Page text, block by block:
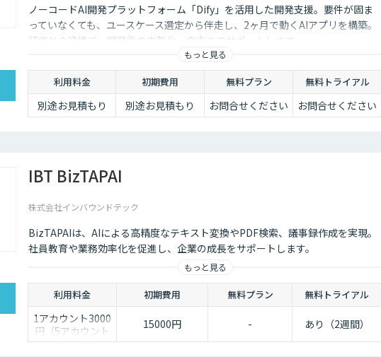
ノーコードAI開発プラットフォーム「Dify」を活用した開発支援。要件が固ま
っていなくても、ユースケース選定から伴走し、2ヶ月で動くAIアプリを構築。
研修との連携で、開発後の内製化・自走までサポートします。
もっと見る
利用料金 初期費用 無料プラン 無料トライアル
別途お見積もり 別途お見積もり お問合せください お問合せください
IBT BizTAPAI
株式会社インバウンドテック
BizTAPAIは、AIによる高精度なテキスト変換やPDF検索、議事録作成を実現。
社員教育や業務効率化を促進し、企業の成長をサポートします。
もっと見る
利用料金 初期費用 無料プラン 無料トライアル
1アカウント3000
円（5アカウント
より）
15000円 - あり（2週間）